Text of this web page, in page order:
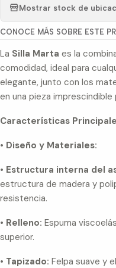
Mostrar stock de
CONOCE MÁS SOBRE ESTE
La Silla Marta es la
comodidad, ideal para
elegante, junto con los
en una pieza
Características
• Diseño y Materiales:
• Estructura interna del
estructura de madera y
resistencia.
• Relleno: Espuma
superior.
• Tapizado: Felpa suave y